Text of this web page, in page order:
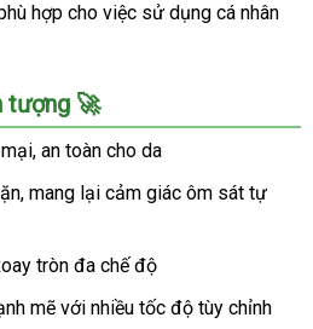
hợp cho việc sử dụng cá nhân
tượng 🚀
an toàn cho da
mang lại cảm giác ôm sát tự
tròn đa chế độ
mẽ với nhiều tốc độ tùy chỉnh